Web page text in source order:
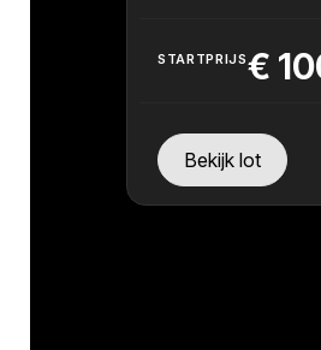
STARTPRIJS€
Bekijk lot